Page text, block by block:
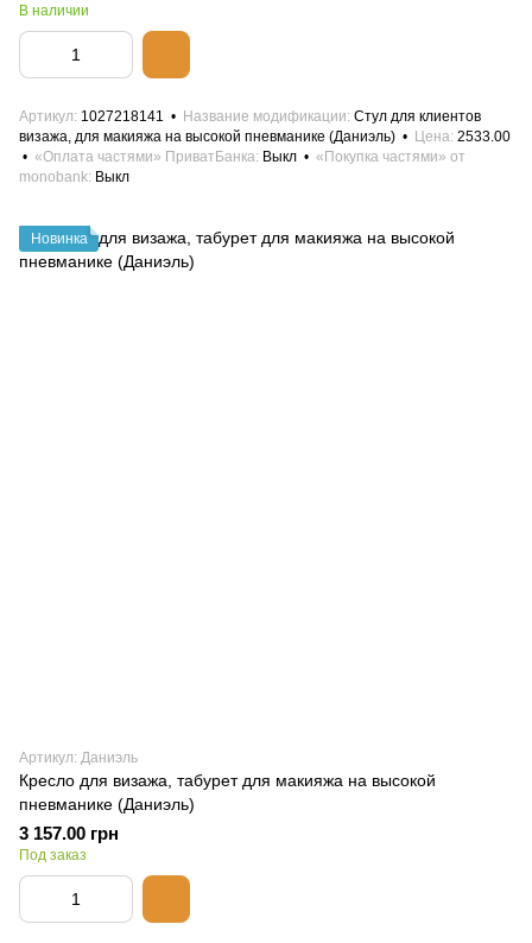
В наличии
Артикул 1027218141 Название модификации Стул для клиентов
визажа, для макияжа на высокой пневманике (Даниэль)
Цена 2533.00
«Оплата частями» ПриватБанка Выкл
«Покупка частями» от
monobank Выкл
Новинка
Артикул: Даниэль
Кресло для визажа, табурет для макияжа на высокой
пневманике (Даниэль)
3 157.00 грн
Под заказ